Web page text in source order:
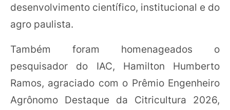
desenvolvimento científico, institucional e do
agro paulista.
Também foram homenageados o
pesquisador do IAC, Hamilton Humberto
Ramos, agraciado com o Prêmio Engenheiro
Agrônomo Destaque da Citricultura 2026,